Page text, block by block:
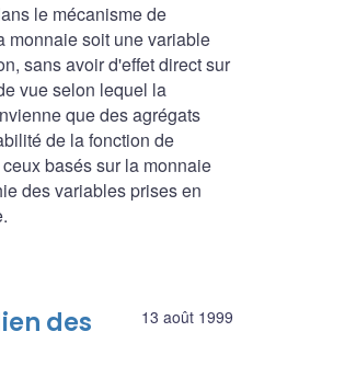
le mécanisme de
monnaie soit une variable
sans avoir d'effet direct sur
vue selon lequel la
que des agrégats
de la fonction de
basés sur la monnaie
des variables prises en
13 août 1999
des